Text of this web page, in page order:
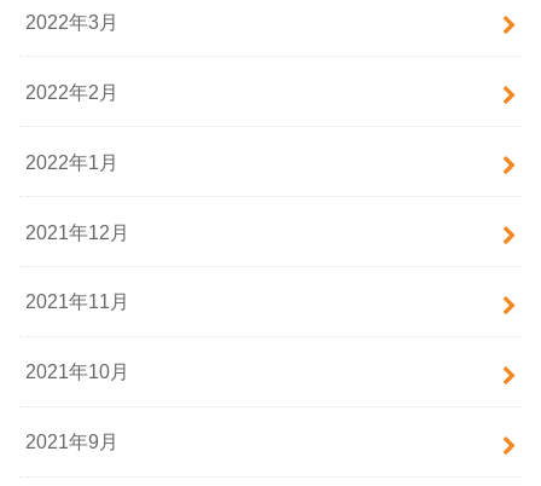
2022年3月
2022年2月
2022年1月
2021年12月
2021年11月
2021年10月
2021年9月